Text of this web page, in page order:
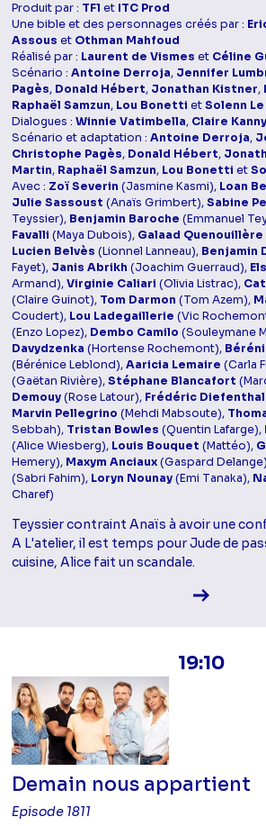
Produit par : TF1 et ITC Prod
Une bible et des personnages créés par :
Assous et Othman Mahfoud
Réalisé par : Laurent de Vismes et Céline
Scénario :Antoine Derroja, Jennifer
Pagès, Donald Hébert, Jonathan Kistner,
Raphaël Samzun, Lou Bonetti etSolenn
Dialogues :Winnie Vatimbella, Claire Kanny
Scénario et adaptation :Antoine Derroja,
Christophe Pagès, Donald Hébert,
Martin, Raphaël Samzun, Lou Bonetti et
Avec : Zoï Severin (Jasmine Kasmi), Loan
Julie Sassoust (Anaïs Grimbert),Sabine
Teyssier), Benjamin Baroche (Emmanuel
Favalli (Maya Dubois), Galaad Quenouillère
Lucien Belvès (Lionnel Lanneau), Benjamin
Fayet), Janis Abrikh (Joachim Guerraud),
Armand),Virginie Caliari (Olivia Listrac),
(Claire Guinot), Tom Darmon (Tom Azem),
Coudert), Lou Ladegaillerie (Vic
(Enzo Lopez), Dembo Camilo (Souleymane
Davydzenka (Hortense Rochemont),
(Bérénice Leblond),Aaricia Lemaire (Carla
(Gaëtan Rivière),Stéphane Blancafort
Demouy(Rose Latour), Frédéric Diefenthal
Marvin Pellegrino (Mehdi Mabsoute),
Sebbah), Tristan Bowles (Quentin Lafarge),
(Alice Wiesberg), Louis Bouquet (Mattéo),
Hemery), Maxym Anciaux(Gaspard
(Sabri Fahim), Loryn Nounay(Emi Tanaka),
Charef)
Teyssier contraint Anaïs à avoir une
A L'atelier, il est temps pour Jude de
cuisine, Alice fait un scandale.
Voir la
19:10
Demain nous appartient
Episode 1811